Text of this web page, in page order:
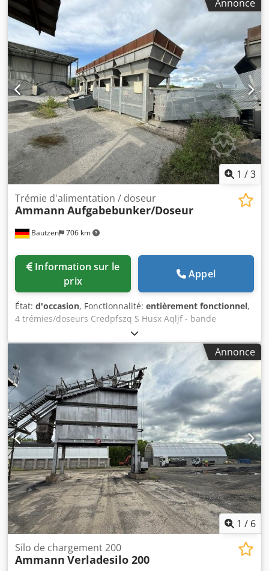
supplémentaires = Neuf : Non Usage prévu : Construction
Contactez Marius Herden pour obtenir de plus amples
informations.
Annonce
1 /3
Bautzen 706 km
Trémie d'alimentation / doseur
Ammann Aufgabebunker/Doseur
prix
Appel
État: d'occasion, Fonctionnalité: entièrement fonctionnel,
4 trémies/doseurs Credpfszq S Husx Aqljf - bande
d’extraction - convoyeur/bande de transfert - installation
électrique, si présente
Annonce
1 / 6
Silo de chargement 200
Ammann Verladesilo 200